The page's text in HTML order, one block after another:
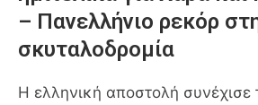
– Πανελλήνιο ρεκόρ
σκυταλοδρομία
Η ελληνική αποστολή συνέχισε